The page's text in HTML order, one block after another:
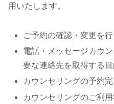
用いたします。
ご予約の確認・変更を
電話・メッセージカウ
要な連絡先を取得する目
カウンセリングの予約
カウンセリングのご利